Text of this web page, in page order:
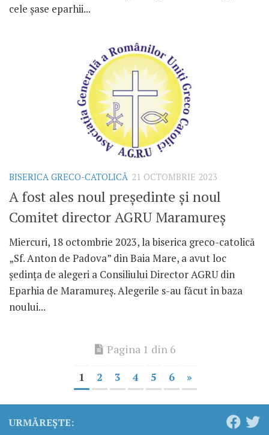
cele șase eparhii...
BISERICA GRECO-CATOLICĂ 21 OCTOMBRIE 2023
A fost ales noul președinte și noul
Comitet director AGRU Maramureș
Miercuri, 18 octombrie 2023, la biserica greco-catolică
„Sf. Anton de Padova” din Baia Mare, a avut loc
ședința de alegeri a Consiliului Director AGRU din
Eparhia de Maramureș. Alegerile s-au făcut în baza
noului...
Pagina 1 din 6
1 2 3 4 5 6 »
URMĂREȘTE: